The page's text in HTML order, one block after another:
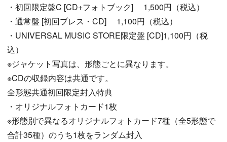
・初回限定盤C [CD+フォトブック] 1,500円（税込）
・通常盤 [初回プレス・CD] 1,100円（税込）
・UNIVERSAL MUSIC STORE限定盤 [CD]1,100円（税
込）
※ジャケット写真は、形態ごとに異なります。
※CDの収録内容は共通です。
全形態共通初回限定封入特典
・オリジナルフォトカード1枚
※形態別で異なるオリジナルフォトカード7種（全5形態で
合計35種）のうち1枚をランダム封入